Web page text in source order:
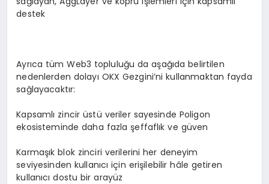
destek
Ayrıca tüm Web3 topluluğu da aşağıda belirtilen
nedenlerden dolayı OKX Gezgini’ni kullanmaktan fayda
sağlayacaktır:
Kapsamlı zincir üstü veriler sayesinde Poligon
ekosisteminde daha fazla şeffaflık ve güven
Karmaşık blok zinciri verilerini her deneyim
seviyesinden kullanıcı için erişilebilir hâle getiren
kullanıcı dostu bir arayüz